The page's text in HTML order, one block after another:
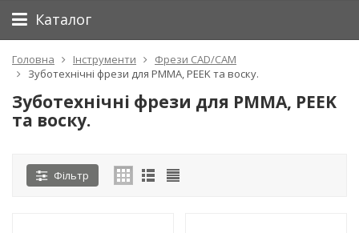
Каталог
Головна Інструменти
Фрези CAD/CAM
Зуботехнічні фрези для PMMA, PEEK та воску.
Зуботехнічні фрези для PMMA, PEEK
та воску.
Фільтр